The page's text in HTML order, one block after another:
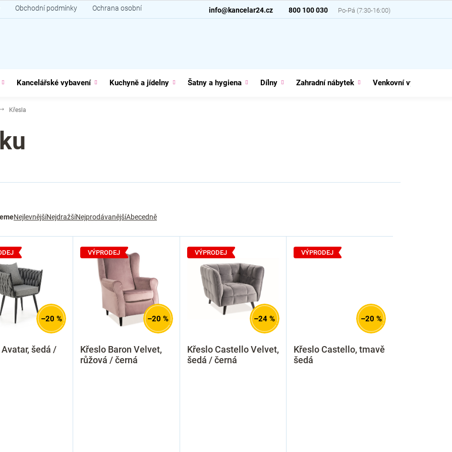
800 100 030
info@kancelar24.cz
Obchodní podmínky Ochrana osobních údajů
Kancelářské vybavení Kuchyně a jídelny Šatny a hygiena Dílny Zahradní nábytek Venkovní vybavení
Křesla
NejlevnějšíNejdražšíNejprodávanějšíAbecedně
–20 %
šedá /
VÝPRODEJ
–20 %
Křeslo Baron Velvet,
růžová / černá
VÝPRODEJ
–24 %
Křeslo Castello Velvet,
šedá / černá
VÝPRODEJ
–20 %
Křeslo Castello, tmavě
šedá